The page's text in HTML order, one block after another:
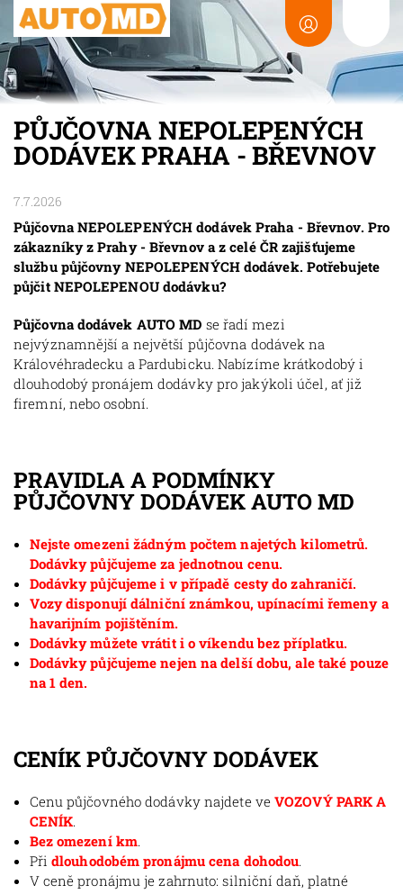
PŮJČOVNA NEPOLEPENÝCH
DODÁVEK PRAHA - BŘEVNOV
7.7.2026
Půjčovna NEPOLEPENÝCH dodávek Praha - Břevnov. Pro
zákazníky z Prahy - Břevnov a z celé ČR zajišťujeme
službu půjčovny NEPOLEPENÝCH dodávek. Potřebujete
půjčit NEPOLEPENOU dodávku?
Půjčovna dodávek AUTO MD se řadí mezi
nejvýznamnější a největší půjčovna dodávek na
Královéhradecku a Pardubicku. Nabízíme krátkodobý i
dlouhodobý pronájem dodávky pro jakýkoli účel, ať již
firemní, nebo osobní.
PRAVIDLA A PODMÍNKY
PŮJČOVNY DODÁVEK AUTO MD
Nejste omezeni žádným počtem najetých kilometrů.
Dodávky půjčujeme za jednotnou cenu.
Dodávky půjčujeme i v případě cesty do zahraničí.
Vozy disponují dálniční známkou, upínacími řemeny a
havarijním pojištěním.
Dodávky můžete vrátit i o víkendu bez příplatku.
Dodávky půjčujeme nejen na delší dobu, ale také pouze
na 1 den.
CENÍK PŮJČOVNY DODÁVEK
Cenu půjčovného dodávky najdete veVOZOVÝ PARK A
CENÍK.
Bez omezení km.
Při dlouhodobém pronájmu cena dohodou.
V ceně pronájmu je zahrnuto: silniční daň, platné